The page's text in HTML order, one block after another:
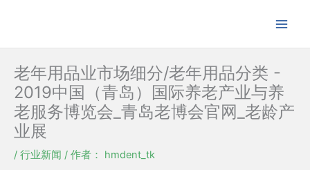
内
老年用品业市场细分/老年用品分类 -
2019中国（青岛）国际养老产业与养
老服务博览会_青岛老博会官网_老龄产
业展
/ 行业新闻 / 作者： hmdent_tk